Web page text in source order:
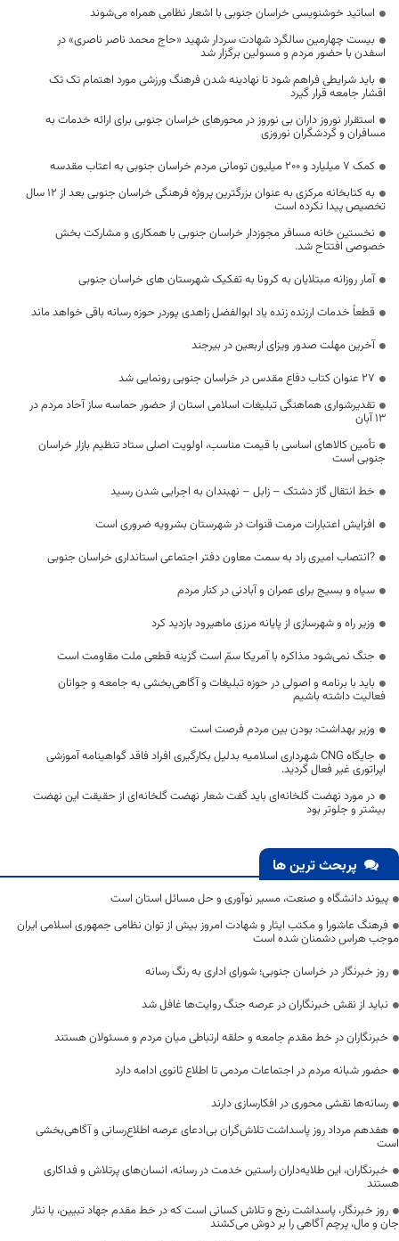
اساتید خوشنویسی خراسان جنوبی با اشعار نظامی همراه می‌شوند
بیست چهارمین سالگرد شهادت سردار شهید «حاج محمد ناصر ناصری» در
اسفدن با حضور مردم و مسولین برگزار شد
باید شرایطی فراهم شود تا نهادینه شدن فرهنگ ورزشی مورد اهتمام تک تک
اقشار جامعه قرار گیرد
استقرار نوروز داران بی نوروز در محورهای خراسان جنوبی برای ارائه خدمات به
مسافران و گردشگران نوروزی
کمک ۷ میلیارد و ۲۰۰ میلیون تومانی مردم خراسان جنوبی به اعتاب مقدسه
به کتابخانه مرکزی به عنوان بزرگترین پروژه فرهنگی خراسان جنوبی بعد از ۱۲ سال
تخصیص پیدا نکرده است
نخستین خانه مسافر مجوزدار خراسان جنوبی با همکاری و مشارکت بخش
خصوصی افتتاح شد.
آمار روزانه مبتلایان به کرونا به تفکیک شهرستان های خراسان جنوبی
قطعاً خدمات ارزنده زنده یاد ابوالفضل زاهدی پوردر حوزه رسانه باقی خواهد ماند
آخرین مهلت صدور ویزای اربعین در بیرجند
۲۷ عنوان کتاب دفاع مقدس در خراسان جنوبی رونمایی شد
تقدیرشواری هماهنگی تبلیغات اسلامی استان از حضور حماسه ساز آحاد مردم در
13 آبان
تأمین کالاهای اساسی با قیمت مناسب، اولویت اصلی ستاد تنظیم بازار خراسان
جنوبی است
خط انتقال گاز دشتک – زابل – نهبندان به اجرایی شدن رسید
افزایش اعتبارات مرمت قنوات در شهرستان بشرویه ضروری است
?انتصاب امیری راد به سمت معاون دفتر اجتماعی استانداری خراسان جنوبی
سپاه و بسیج برای عمران و آبادنی در کنار مردم
وزیر راه و شهرسازی از پایانه مرزی ماهیرود بازدید کرد
جنگ نمی‌شود مذاکره با آمریکا سمّ است گزینه قطعی ملت مقاومت است
باید با برنامه و اصولی در حوزه تبلیغات و آگاهی‌بخشی به جامعه و جوانان
فعالیت داشته باشیم
وزیر بهداشت: بودن بین مردم فرصت است
جایگاه CNG شهرداری اسلامیه بدلیل بکارگیری افراد فاقد گواهینامه آموزشی
اپراتوری غیر فعال گردید.
در مورد نهضت گلخانه‌ای باید گفت شعار نهضت گلخانه‌ای از حقیقت این نهضت
بیشتر و جلوتر بود
پربحث ترین ها
پیوند دانشگاه و صنعت، مسیر نوآوری و حل مسائل استان است
فرهنگ عاشورا و مکتب ایثار و شهادت امروز بیش از توان نظامی جمهوری اسلامی ایران
موجب هراس دشمنان شده است
روز خبرنگار در خراسان جنوبی؛ شورای اداری به رنگ رسانه
نباید از نقش خبرنگاران در عرصه جنگ روایت‌ها غافل شد
خبرنگاران در خط مقدم جامعه و حلقه ارتباطی میان مردم و مسئولان هستند
حضور شبانه مردم در اجتماعات مردمی تا اطلاع ثانوی ادامه دارد
رسانه‌ها نقشی محوری در افکارسازی دارند
هفدهم مرداد روز پاسداشت تلاش‌گران بی‌ادعای عرصه اطلاع‌رسانی و آگاهی‌بخشی
است
خبرنگاران، این طلایه‌داران راستین خدمت در رسانه، انسان‌های پرتلاش و فداکاری
هستند
روز خبرنگار، پاسداشت رنج و تلاش کسانی است که در خط مقدم جهاد تبیین، با نثار
جان و مال، پرچم آگاهی را بر دوش می‌کشند